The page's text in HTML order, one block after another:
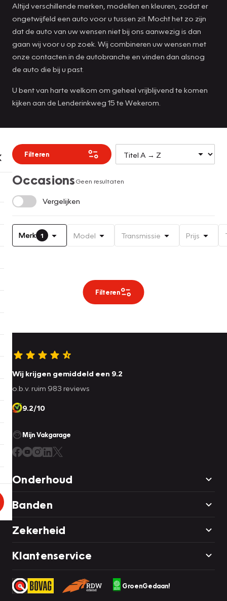
Altijd verschillende merken, modellen en kleuren, zodat er
ongetwijfeld een auto voor u tussen zit. Mocht het zo zijn
dat de auto van uw wensen niet bij ons aanwezig is dan
gaan wij voor u op zoek. Wij combineren uw wensen met
onze contacten in de autobranche en vinden dan alsnog
de auto die bij u past.
U bent van harte welkom om geheel vrijblijvend te komen
kijken aan de Lenderinkweg 15 te Wekerom.
Filteren
OccasionsGeen resultaten
Vergelijken
Merk 1 Model Transmissie Prijs
Filteren
Wij krijgen gemiddeld een 9.2
o.b.v. ruim 983 reviews
9.2/10
Mijn Vakgarage
Onderhoud
Banden
Zekerheid
Klantenservice
GroenGedaan!